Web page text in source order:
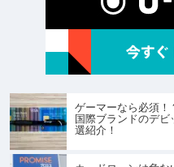
ゲーマーなら必須
国際ブランドのデ
選紹介！